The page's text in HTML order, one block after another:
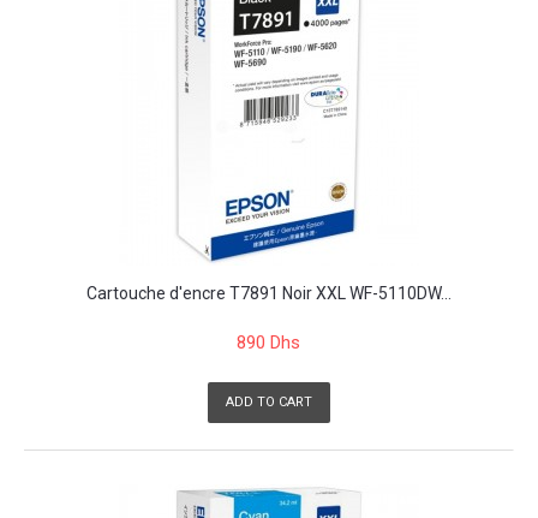
Cartouche d'encre T7891 Noir XXL WF-5110DW...
890 Dhs
ADD TO CART